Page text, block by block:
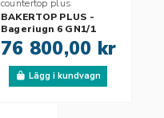
countertop plus
BAKERTOP PLUS -
Bageriugn 6 GN1/1
76 800,00 kr
Lägg i kundvagn